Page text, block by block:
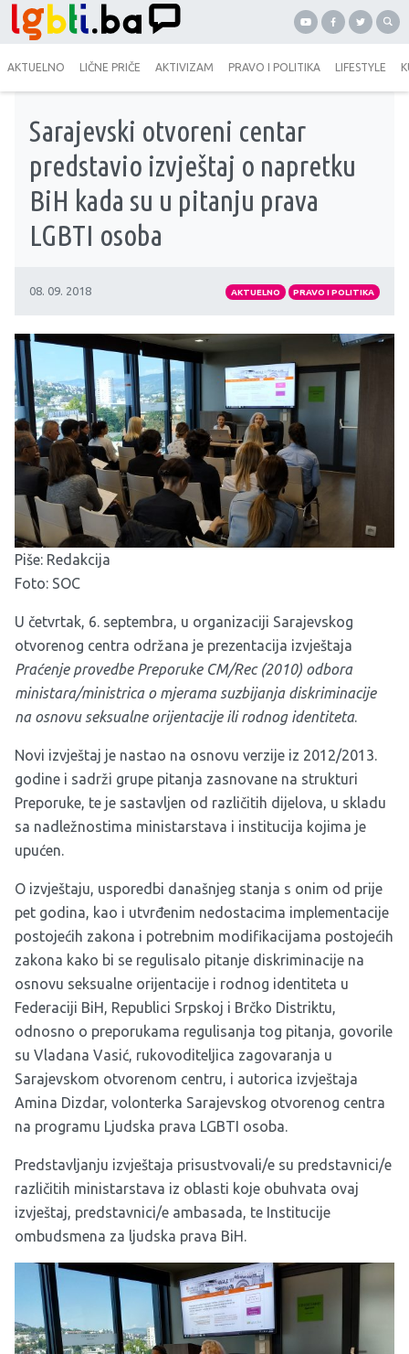
AKTUELNO LIČNE PRIČE AKTIVIZAM PRAVO I POLITIKA LIFESTYLE
Sarajevski otvoreni centar
predstavio izvještaj o napretku
BiH kada su u pitanju prava
LGBTI osoba
08. 09. 2018 AKTUELNO PRAVO I POLITIKA
Piše: Redakcija
Foto: SOC
U četvrtak, 6. septembra, u organizaciji Sarajevskog
otvorenog centra održana je prezentacija izvještaja
Praćenje provedbe Preporuke CM/Rec (2010) odbora
ministara/ministrica o mjerama suzbijanja diskriminacije
na osnovu seksualne orijentacije ili rodnog identiteta.
Novi izvještaj je nastao na osnovu verzije iz 2012/2013.
godine i sadrži grupe pitanja zasnovane na strukturi
Preporuke, te je sastavljen od različitih dijelova, u skladu
sa nadležnostima ministarstava i institucija kojima je
upućen.
O izvještaju, usporedbi današnjeg stanja s onim od prije
pet godina, kao i utvrđenim nedostacima implementacije
postojećih zakona i potrebnim modifikacijama postojećih
zakona kako bi se regulisalo pitanje diskriminacije na
osnovu seksualne orijentacije i rodnog identiteta u
Federaciji BiH, Republici Srpskoj i Brčko Distriktu,
odnosno o preporukama regulisanja tog pitanja, govorile
su Vladana Vasić, rukovoditeljica zagovaranja u
Sarajevskom otvorenom centru, i autorica izvještaja
Amina Dizdar, volonterka Sarajevskog otvorenog centra
na programu Ljudska prava LGBTI osoba.
Predstavljanju izvještaja prisustvovali/e su predstavnici/e
različitih ministarstava iz oblasti koje obuhvata ovaj
izvještaj, predstavnici/e ambasada, te Institucije
ombudsmena za ljudska prava BiH.